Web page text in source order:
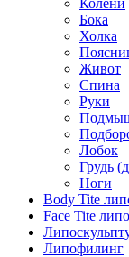
Бока
Холка
Живот
Спина
Руки
Лобок
Грудь
Ноги
Body Tite
Face Tite
Липофилинг